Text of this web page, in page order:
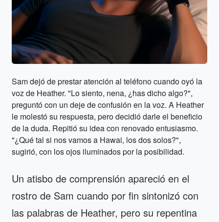
Sam dejó de prestar atención al teléfono cuando oyó la
voz de Heather. "Lo siento, nena, ¿has dicho algo?",
preguntó con un deje de confusión en la voz. A Heather
le molestó su respuesta, pero decidió darle el beneficio
de la duda. Repitió su idea con renovado entusiasmo.
"¿Qué tal si nos vamos a Hawai, los dos solos?",
sugirió, con los ojos iluminados por la posibilidad.
Un atisbo de comprensión apareció en el
rostro de Sam cuando por fin sintonizó con
las palabras de Heather, pero su repentina